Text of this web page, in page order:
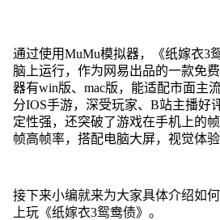
通过使用MuMu模拟器，《纸嫁衣3
脑上运行，作为网易出品的一款免
器有win版、mac版，能适配市面主
分IOS手游，深受玩家、B站主播好
定性强，还突破了游戏在手机上的
帧高帧率，搭配电脑大屏，视觉体验
接下来小编就来为大家具体介绍如
上玩《纸嫁衣3鸳鸯债》。